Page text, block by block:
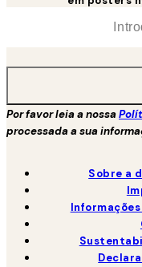
Por favor leia a nossa
processada a sua
Sobre a